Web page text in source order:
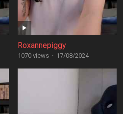
Roxannepiggy
1070 views · 17/08/2024